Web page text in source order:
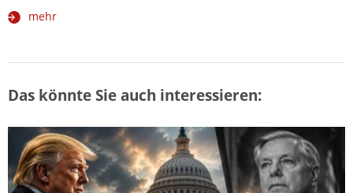
mehr
Das könnte Sie auch interessieren: